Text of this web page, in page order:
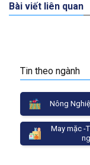
Bài viết liên quan
Tin theo ngành
Nông
May mặc -